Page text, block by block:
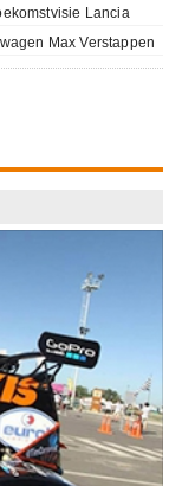
Lancia
Max Verstappen